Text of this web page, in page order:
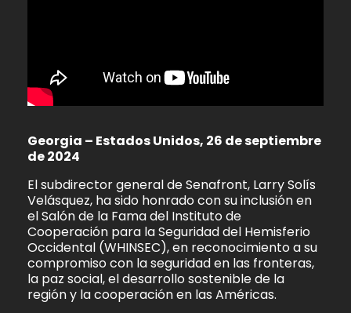
Georgia – Estados Unidos, 26 de septiembre
de 2024
El subdirector general de Senafront, Larry Solís
Velásquez, ha sido honrado con su inclusión en
el Salón de la Fama del Instituto de
Cooperación para la Seguridad del Hemisferio
Occidental (WHINSEC), en reconocimiento a su
compromiso con la seguridad en las fronteras,
la paz social, el desarrollo sostenible de la
región y la cooperación en las Américas.